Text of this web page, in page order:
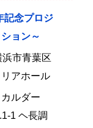
記念プロジ
ョン～
市青葉区
アホール
ルダー
1 ヘ長調